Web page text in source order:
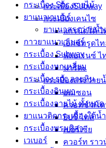
กระเบื้องSubway
กระเบื้องเคนไซ
แกรนิตโต้ ไ
เอ็กซ์ทรูดไ
ฟลอเรนซ์ ไ
นาริตะ
กระเบื้องสระว่าย
อเมซอน
ควอทซ์ สโ
ยิปซี ไทล์
เปอร์เซีย
ควอร์ท ราว
กระเบื้อง Spc ลายไม้
ยาแนวเวเบอร์
ยาแนวสระว่ายน้ำ
กาวยาแนวเวเบอร์
กระเบื้อง Subway
กระเบื้องหกเหลี่ยม
กระเบื้อง spc ลายหิน
กระเบื้องดินเผา
กระเบื้องลายไม้ ทั้งหมด
ยาแนวติดกระเบื้องใต้น้ำ
กระเบื้องพรมศิลา
เวเบอร์